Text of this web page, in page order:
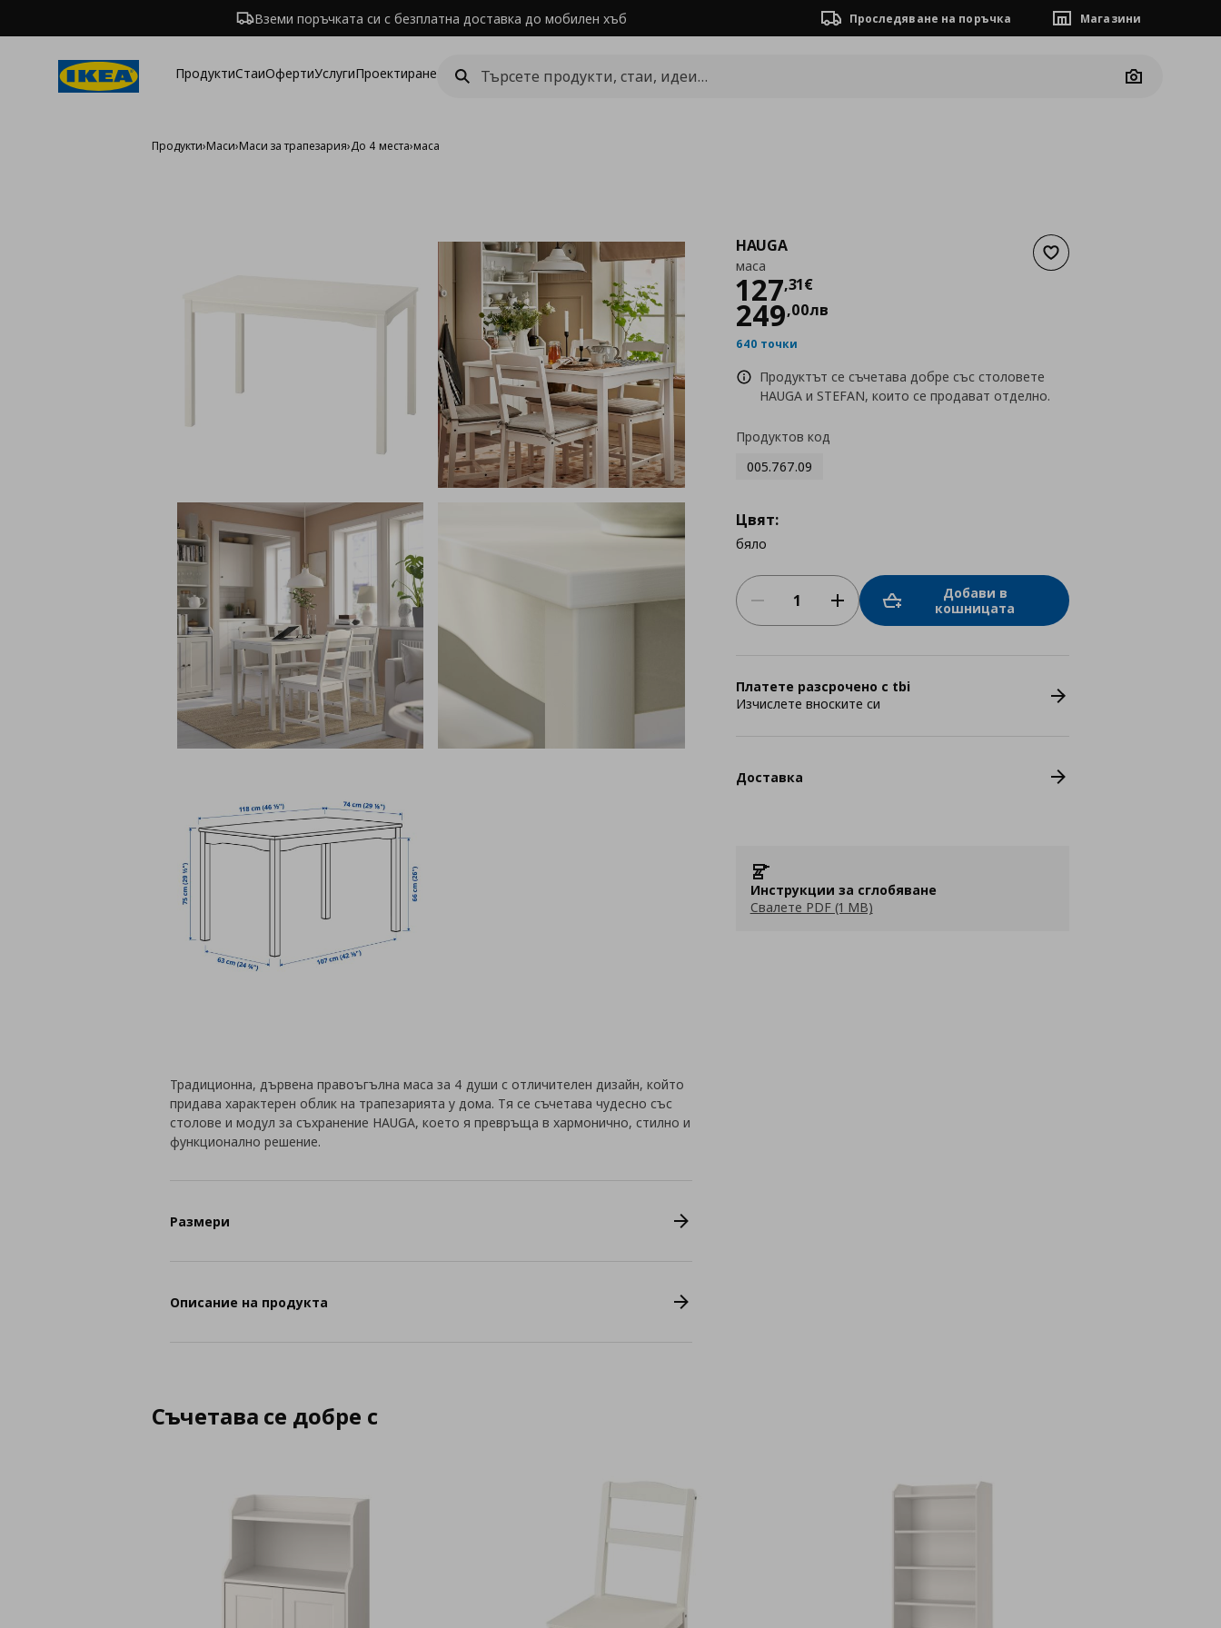
Вземи поръчката си с безплатна доставка до мобилен хъб Проследяване на поръчка Магазини
ПродуктиСтаиОфертиУслугиПроектиране
Camera
Продукти›Маси›Маси за трапезария›До 4 места›маса
Добави към списъка с
HAUGA
маса
127,31€
Цена
249,00лв
640 точки
Продуктът се съчетава добре със столовете
HAUGA и STEFAN, които се продават отделно.
Продуктов код
005.767.09
Цвят:
бяло
Добави в
кошницата
Платете разсрочено с tbi
Изчислете вноските си
Доставка
Инструкции за сглобяване
Свалете PDF (1 MB)
Традиционна, дървена правоъгълна маса за 4 души с отличителен дизайн, който
придава характерен облик на трапезарията у дома. Тя се съчетава чудесно със
столове и модул за съхранение HAUGA, което я превръща в хармонично, стилно и
функционално решение.
Размери
Описание на продукта
Съчетава се добре с